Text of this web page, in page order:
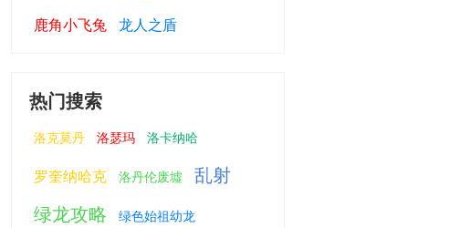
鹿角小飞兔 龙人之盾
热门搜索
洛克莫丹 洛瑟玛 洛卡纳哈
罗奎纳哈克 洛丹伦废墟
乱射
绿龙攻略
绿色始祖幼龙